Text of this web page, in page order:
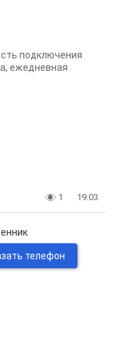
подключения
ежедневная
1 19.03
телефон